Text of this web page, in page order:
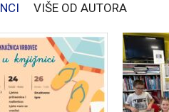
VIŠE OD AUTORA